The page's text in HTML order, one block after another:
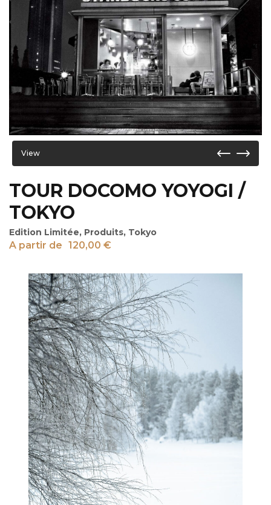
View
TOUR DOCOMO YOYOGI /
TOKYO
Edition Limitée, Produits, Tokyo
A partir de 120,00 €